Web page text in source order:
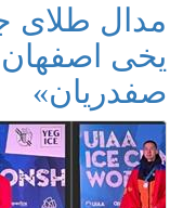
مدال طلای
یخی
صفدریان»